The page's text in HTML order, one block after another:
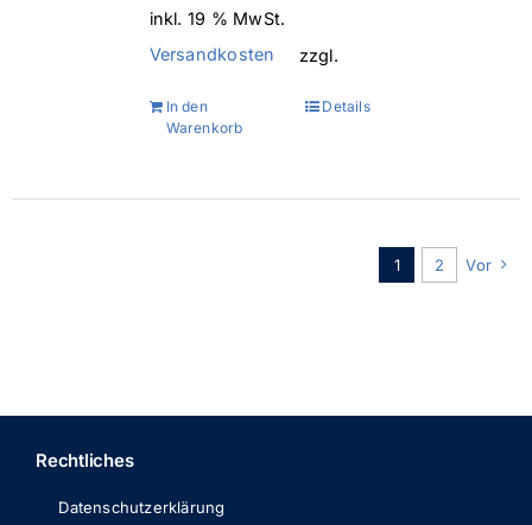
inkl. 19 % MwSt.
zzgl.
Versandkosten
In den
Warenkorb
Details
1 2 Vor
Rechtliches
Datenschutzerklärung